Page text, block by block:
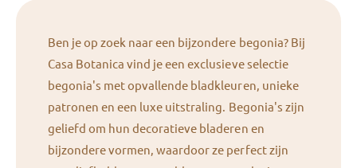
Ben je op zoek naar een bijzondere begonia? Bij
Casa Botanica vind je een exclusieve selectie
begonia's met opvallende bladkleuren, unieke
patronen en een luxe uitstraling. Begonia's zijn
geliefd om hun decoratieve bladeren en
bijzondere vormen, waardoor ze perfect zijn